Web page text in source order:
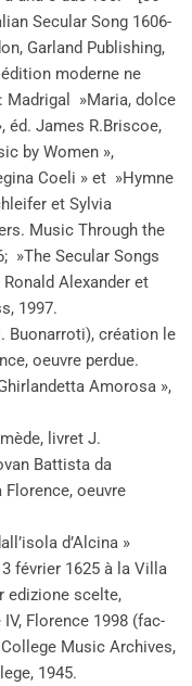
Secular Song 1606-
Garland Publishing,
moderne ne
Madrigal »Maria, dolce
éd. James R.Briscoe,
by Women »,
Coeli » et »Hymne
et Sylvia
Music Through the
»The Secular Songs
Alexander et
1997.
Buonarroti), création le
oeuvre perdue.
Amorosa »,
livret J.
Battista da
Florence, oeuvre
d’Alcina »
février 1625 à la Villa
edizione scelte,
Florence 1998 (fac-
Music Archives,
1945.